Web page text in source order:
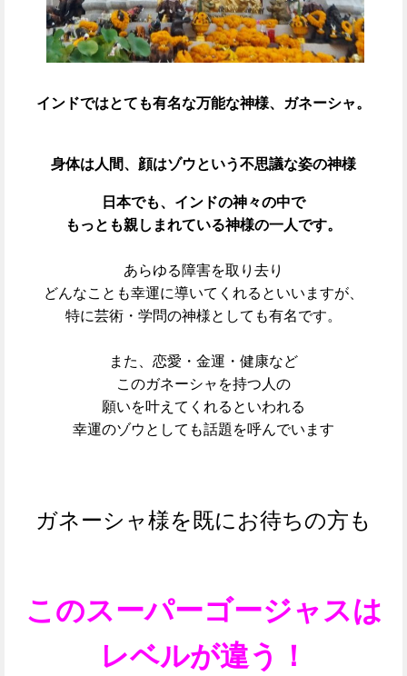
インドではとても有名な万能な神様、ガネーシャ。
身体は人間、顔はゾウという不思議な姿の神様
日本でも、インドの神々の中で
もっとも親しまれている神様の一人です。
あらゆる障害を取り去り
どんなことも幸運に導いてくれるといいますが、
特に芸術・学問の神様としても有名です。
また、恋愛・金運・健康など
このガネーシャを持つ人の
願いを叶えてくれるといわれる
幸運のゾウとしても話題を呼んでいます
ガネーシャ様を既にお待ちの方も
このスーパーゴージャスは
レベルが違う！